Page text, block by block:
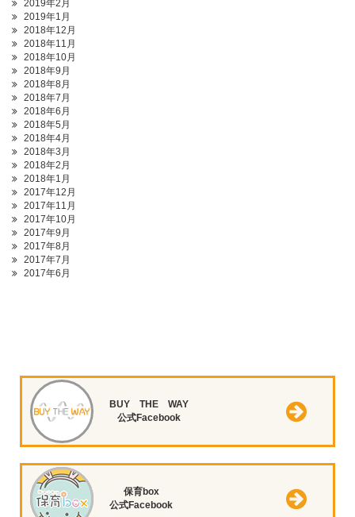
2019年2月
2019年1月
2018年12月
2018年11月
2018年10月
2018年9月
2018年8月
2018年7月
2018年6月
2018年5月
2018年4月
2018年3月
2018年2月
2018年1月
2017年12月
2017年11月
2017年10月
2017年9月
2017年8月
2017年7月
2017年6月
BUY THE WAY
公式Facebook
保育box
公式Facebook